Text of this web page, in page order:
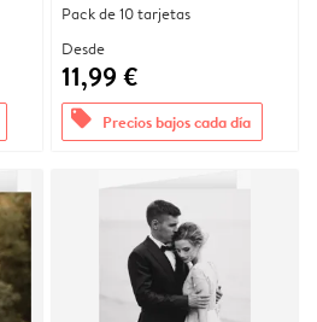
Pack de 10 tarjetas
Desde
11,99 €
offers Precios bajos cada día